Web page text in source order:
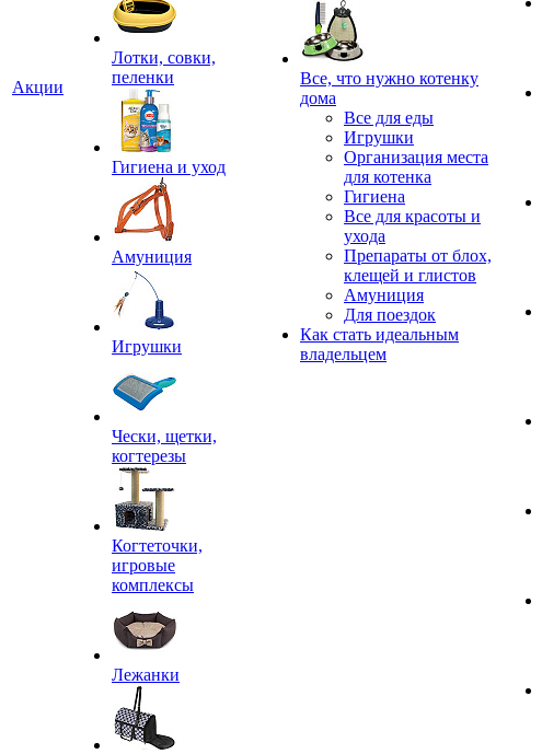
Акции
Лотки, совки,
пеленки
Гигиена и уход
Амуниция
Игрушки
Чески, щетки,
когтерезы
Когтеточки,
игровые
комплексы
Лежанки
Все, что нужно котенку
дома
Все для еды
Игрушки
Организация места
для котенка
Гигиена
Все для красоты и
ухода
Препараты от блох,
клещей и глистов
Амуниция
Для поездок
Как стать идеальным
владельцем